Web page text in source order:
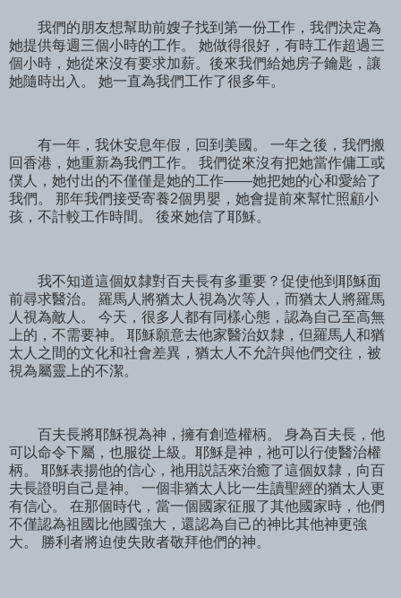
我們的朋友想幫助前嫂子找到第一份工作，我們決定為
她提供每週三個小時的工作。 她做得很好，有時工作超過三
個小時，她從來沒有要求加薪。後來我們給她房子鑰匙，讓
她隨時出入。 她一直為我們工作了很多年。
有一年，我休安息年假，回到美國。 一年之後，我們搬
回香港，她重新為我們工作。 我們從來沒有把她當作傭工或
僕人，她付出的不僅僅是她的工作——她把她的心和愛給了
我們。 那年我們接受寄養2個男嬰，她會提前來幫忙照顧小
孩，不計較工作時間。 後來她信了耶穌。
我不知道這個奴隸對百夫長有多重要？促使他到耶穌面
前尋求醫治。 羅馬人將猶太人視為次等人，而猶太人將羅馬
人視為敵人。 今天，很多人都有同樣心態，認為自己至高無
上的，不需要神。 耶穌願意去他家醫治奴隸，但羅馬人和猶
太人之間的文化和社會差異，猶太人不允許與他們交往，被
視為屬靈上的不潔。
百夫長將耶穌視為神，擁有創造權柄。 身為百夫長，他
可以命令下屬，也服從上級。耶穌是神，祂可以行使醫治權
柄。 耶穌表揚他的信心，祂用説話來治癒了這個奴隸，向百
夫長證明自己是神。 一個非猶太人比一生讀聖經的猶太人更
有信心。 在那個時代，當一個國家征服了其他國家時，他們
不僅認為祖國比他國強大，還認為自己的神比其他神更強
大。 勝利者將迫使失敗者敬拜他們的神。